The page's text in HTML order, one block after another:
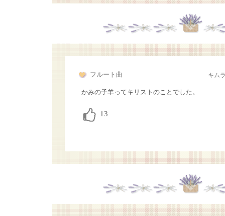
フルート曲 キム
かみの子羊ってキリストのことでした。